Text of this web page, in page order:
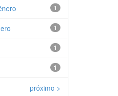
1
1
1
1
próximo >